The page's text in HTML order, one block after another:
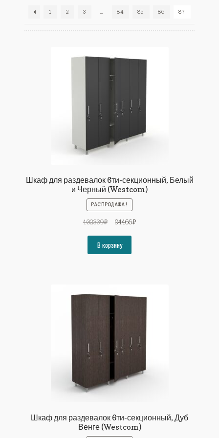
1 2 3 84 85 86 87
Шкаф для раздевалок 6ти-секционный, Белый
и Черный (Westcom)
РАСПРОДАЖА!
102339₽
Первоначальная
составляла
102339₽.
94466₽Текущая
В корзину
Шкаф для раздевалок 6ти-секционный, Дуб
Венге (Westcom)